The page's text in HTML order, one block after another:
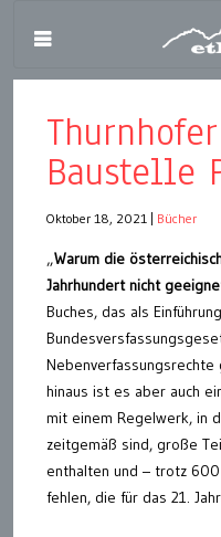
Baustelle
Oktober 18, 2021 Bücher
„Warum die
Jahrhundert nicht
Buches, das als
hinaus ist es aber auch
mit einem Regelwerk, in
zeitgemäß sind, große
enthalten und – trotz
fehlen, die für das 21.